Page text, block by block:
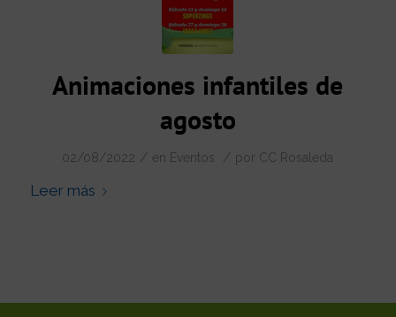
Animaciones infantiles de
agosto
02/08/2022 / en Eventos / por CC Rosaleda
Leer más